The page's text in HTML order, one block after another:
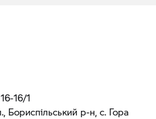
16/1
Бориспільський р-н, с. Гора